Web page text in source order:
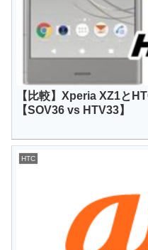
【比較】Xperia XZ1と
【SOV36 vs HTV33】
HTC